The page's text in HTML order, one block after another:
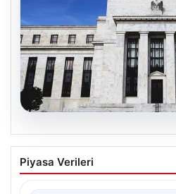
Fed faizi sabit tuttu
Piyasa Verileri